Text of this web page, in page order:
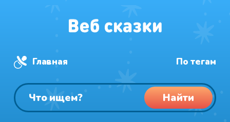
Главная По тегам
Найти